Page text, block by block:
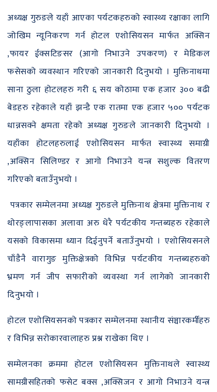
अध्यक्ष गुरुङले यहाँ आएका पर्यटकहरुको स्वास्थ्य रक्षाका लागि
जोखिम न्यूनिकरण गर्न होटल एशोसियसन मार्फत अक्सिन
,फायर ईक्सटिङसर (आगो निभाउने उपकरण) र मेडिकल
फसेसको व्यवस्थान गरिएको जानकारी दिनुभयो । मुक्तिनाथमा
साना ठुला होटलहरु गरी ६ सय कोठामा एक हजार ३०० बढी
बेडहरु रहेकाले यहाँ झन्डै एक रातमा एक हजार ५०० पर्यटक
धान्नसक्ने क्षमता रहेको अध्यक्ष गुरुङले जानकारी दिनुभयो ।
यहाँका होटलहरुलाई एशोसियसन मार्फत स्वास्थ्य समाग्री
,अक्सिन सिलिण्डर र आगो निभाउने यन्त्र सशुल्क वितरण
गरिएको बताउँनुभयो ।
पत्रकार सम्मेलनमा अध्यक्ष गुरुङले मुक्तिनाथ क्षेत्रमा मुक्तिनाथ र
थोरङ्लापासका अलावा अरु धेरै पर्यटकीय गन्तब्यहरु रहेकाले
यसको विकासमा ध्यान दिईनुपर्ने बताउँनुभयो । एशोसियसनले
चाँडैनै वारागुङ मुक्तिक्षेत्रको विभिन्न पर्यटकीय गन्तब्यहरुको
भ्रमण गर्न जीप सफारीको व्यवस्था गर्न लागेको जानकारी
दिनुभयो ।
होटल एशोसियसनको पत्रकार सम्मेलनमा स्थानीय संञ्चारकर्मीहरु
र विभिन्न सरोकारवालाहरु प्रश्न राखेका थिए ।
सम्मेलनका क्रममा होटल एशोसियसन मुक्तिनाथले स्वास्थ्य
सामग्रीसहितको फसेट बक्स ,अक्सिजन र आगो निभाउने यन्त्र